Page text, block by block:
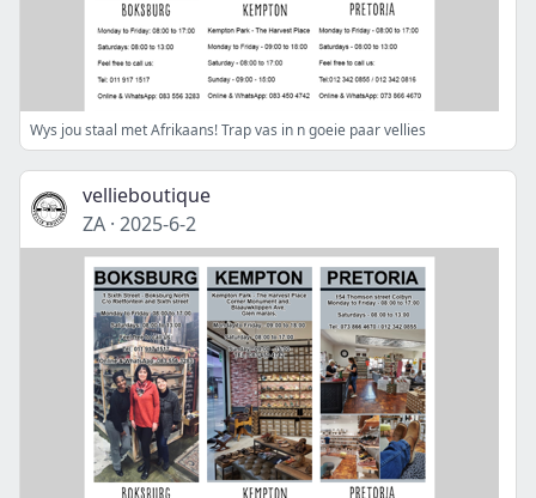
Wys jou staal met Afrikaans! Trap vas in n goeie paar vellies
vellieboutique
ZA · 2025-6-2